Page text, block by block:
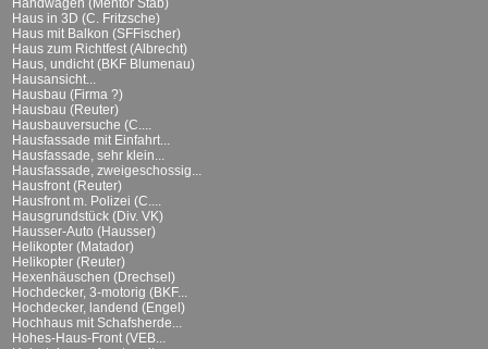
Handwagen (Mentor Stab)
Haus in 3D (C. Fritzsche)
Haus mit Balkon (SFFischer)
Haus zum Richtfest (Albrecht)
Haus, undicht (BKF Blumenau)
Hausansicht...
Hausbau (Firma ?)
Hausbau (Reuter)
Hausbauversuche (C....
Hausfassade mit Einfahrt...
Hausfassade, sehr klein...
Hausfassade, zweigeschossig...
Hausfront (Reuter)
Hausfront m. Polizei (C....
Hausgrundstück (Div. VK)
Hausser-Auto (Hausser)
Helikopter (Matador)
Helikopter (Reuter)
Hexenhäuschen (Drechsel)
Hochdecker, 3-motorig (BKF...
Hochdecker, landend (Engel)
Hochhaus mit Schafsherde...
Hohes-Haus-Front (VEB...